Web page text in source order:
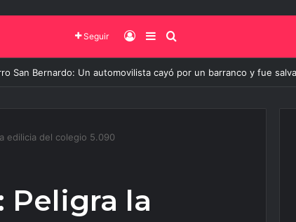
Seguir Iniciar Sesión
Barra Lateral
y la Policía Federal avanzan con nuevas medidas contra el delito
edilicia del colegio 5.090
Peligra la